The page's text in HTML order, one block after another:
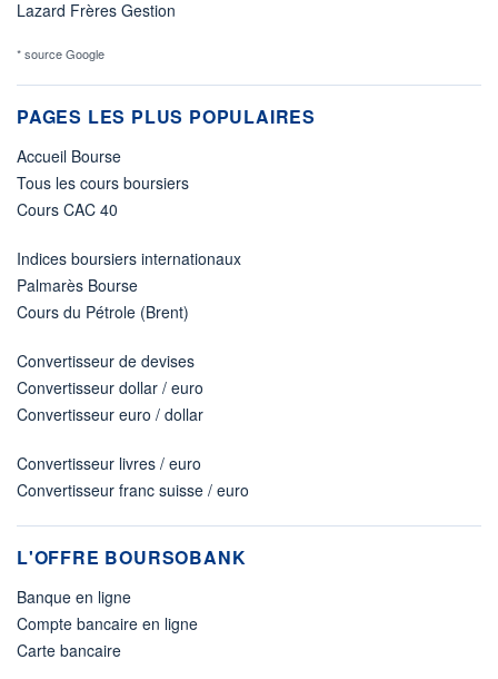
Lazard Frères Gestion
* source Google
PAGES LES PLUS POPULAIRES
Accueil Bourse
Tous les cours boursiers
Cours CAC 40
Indices boursiers internationaux
Palmarès Bourse
Cours du Pétrole (Brent)
Convertisseur de devises
Convertisseur dollar / euro
Convertisseur euro / dollar
Convertisseur livres / euro
Convertisseur franc suisse / euro
L'OFFRE BOURSOBANK
Banque en ligne
Compte bancaire en ligne
Carte bancaire